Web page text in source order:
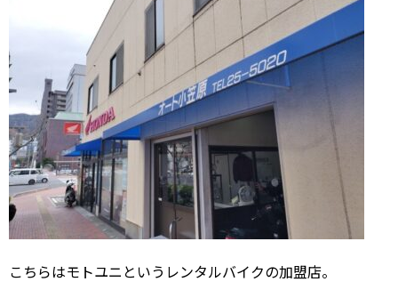
こちらはモトユニというレンタルバイクの加盟店。